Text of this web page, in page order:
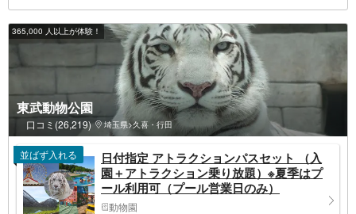
365,000 人以上が体験！
東武動物公園
口コミ(26,219) 埼玉県>久喜・行田
日付指定 アトラクションパスセット （入
園＋アトラクション乗り放題）※夏季はプ
ール利用可（プール営業日のみ）
動物園
並ばず入れる